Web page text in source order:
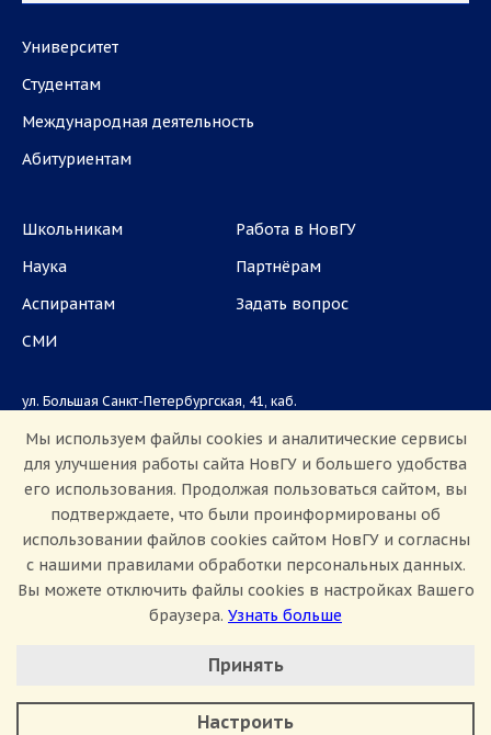
Университет
Студентам
Международная деятельность
Абитуриентам
Школьникам
Наука
Аспирантам
СМИ
Работа в НовГУ
Партнёрам
Задать вопрос
ул. Большая Санкт-Петербургская, 41, каб.
Приемная комиссия: +7(8162)33-20-44
Сведения о доходах
Мы используем файлы cookies и аналитические сервисы
для улучшения работы сайта НовГУ и большего удобства
его использования. Продолжая пользоваться сайтом, вы
подтверждаете, что были проинформированы об
использовании файлов cookies сайтом НовГУ и согласны
с нашими правилами обработки персональных данных.
Вы можете отключить файлы cookies в настройках Вашего
браузера. Узнать больше
Минимальные
Аналитические/Функциональные
Принять
Настроить